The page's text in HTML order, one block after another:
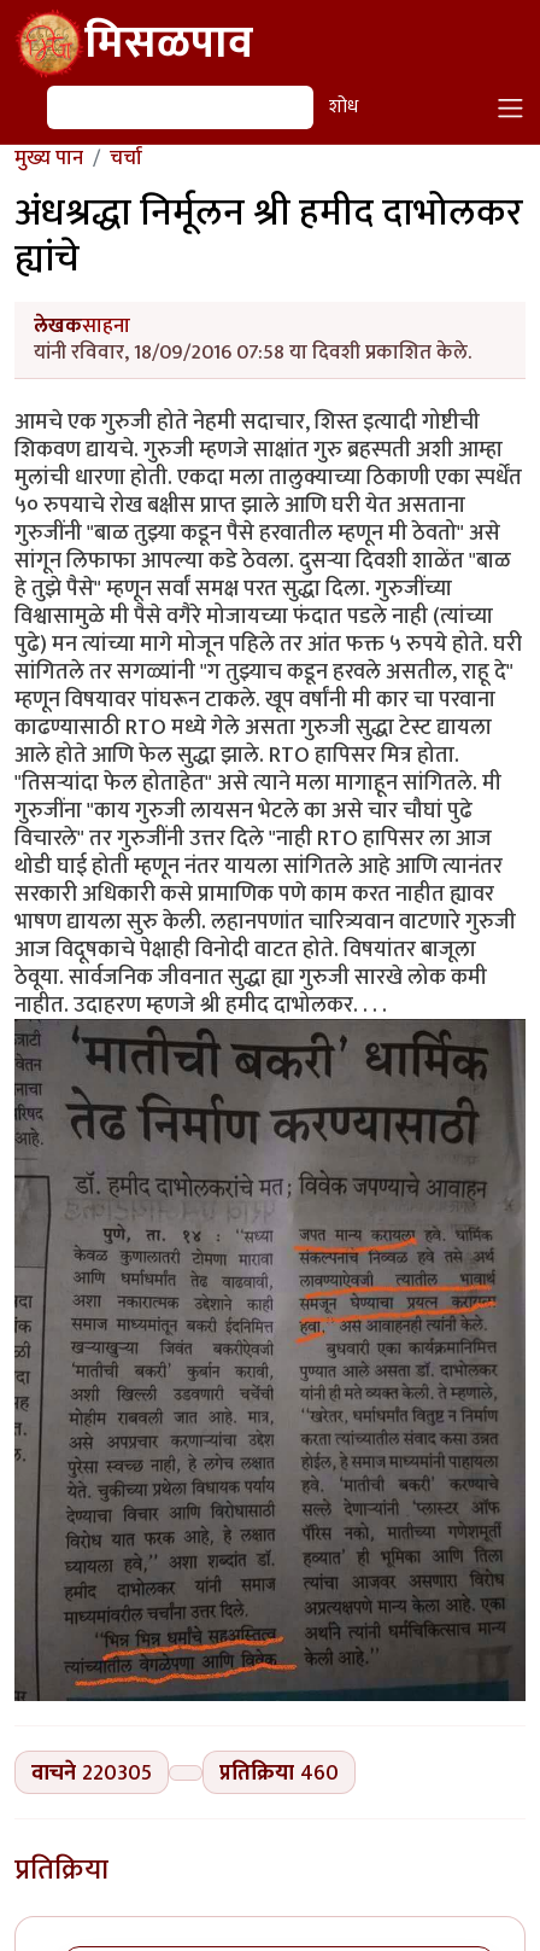
Skip to main contentमिसळपाव
शोध शोध
मुख्य पान चर्चा
अंधश्रद्धा निर्मूलन श्री हमीद दाभोलकर
ह्यांचे
लेखकसाहना
यांनी रविवार, 18/09/2016 07:58 या दिवशी प्रकाशित केले.
आमचे एक गुरुजी होते नेहमी सदाचार, शिस्त इत्यादी गोष्टीची
शिकवण द्यायचे. गुरुजी म्हणजे साक्षांत गुरु ब्रहस्पती अशी आम्हा
मुलांची धारणा होती. एकदा मला तालुक्याच्या ठिकाणी एका स्पर्धेंत
५० रुपयाचे रोख बक्षीस प्राप्त झाले आणि घरी येत असताना
गुरुजींनी "बाळ तुझ्या कडून पैसे हरवातील म्हणून मी ठेवतो" असे
सांगून लिफाफा आपल्या कडे ठेवला. दुसऱ्या दिवशी शाळेंत "बाळ
हे तुझे पैसे" म्हणून सर्वां समक्ष परत सुद्धा दिला. गुरुजींच्या
विश्वासामुळे मी पैसे वगैरे मोजायच्या फंदात पडले नाही (त्यांच्या
पुढे) मन त्यांच्या मागे मोजून पहिले तर आंत फक्त ५ रुपये होते. घरी
सांगितले तर सगळ्यांनी "ग तुझ्याच कडून हरवले असतील, राहू दे"
म्हणून विषयावर पांघरून टाकले. खूप वर्षांनी मी कार चा परवाना
काढण्यासाठी RTO मध्ये गेले असता गुरुजी सुद्धा टेस्ट द्यायला
आले होते आणि फेल सुद्धा झाले. RTO हापिसर मित्र होता.
"तिसऱ्यांदा फेल होताहेत" असे त्याने मला मागाहून सांगितले. मी
गुरुजींना "काय गुरुजी लायसन भेटले का असे चार चौघां पुढे
विचारले" तर गुरुजींनी उत्तर दिले "नाही RTO हापिसर ला आज
थोडी घाई होती म्हणून नंतर यायला सांगितले आहे आणि त्यानंतर
सरकारी अधिकारी कसे प्रामाणिक पणे काम करत नाहीत ह्यावर
भाषण द्यायला सुरु केली. लहानपणांत चारित्र्यवान वाटणारे गुरुजी
आज विदूषकाचे पेक्षाही विनोदी वाटत होते. विषयांतर बाजूला
ठेवूया. सार्वजनिक जीवनात सुद्धा ह्या गुरुजी सारखे लोक कमी
नाहीत. उदाहरण म्हणजे श्री हमीद दाभोलकर. . . .
वाचने 220305 प्रतिक्रिया 460
प्रतिक्रिया